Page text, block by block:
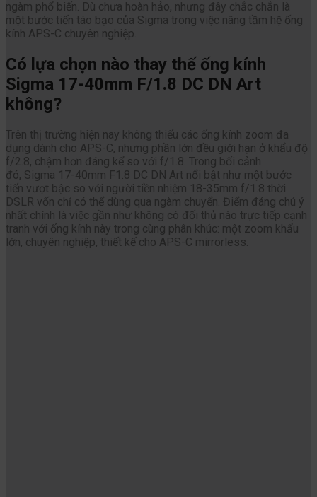
ngàm phổ biến. Dù chưa hoàn hảo, nhưng đây chắc chắn là
một bước tiến táo bạo của Sigma trong việc nâng tầm hệ ống
kính APS-C chuyên nghiệp.
Có lựa chọn nào thay thế ống kính
Sigma 17-40mm F/1.8 DC DN Art
không?
Trên thị trường hiện nay không thiếu các ống kính zoom đa
dụng dành cho APS-C, nhưng phần lớn đều giới hạn ở khẩu độ
f/2.8, chậm hơn đáng kể so với f/1.8. Trong bối cảnh
đó, Sigma 17-40mm F1.8 DC DN Art nổi bật như một bước
tiến vượt bậc so với người tiền nhiệm 18-35mm f/1.8 thời
DSLR vốn chỉ có thể dùng qua ngàm chuyển. Điểm đáng chú ý
nhất chính là việc gần như không có đối thủ nào trực tiếp cạnh
tranh với ống kính này trong cùng phân khúc: một zoom khẩu
lớn, chuyên nghiệp, thiết kế cho APS-C mirrorless.